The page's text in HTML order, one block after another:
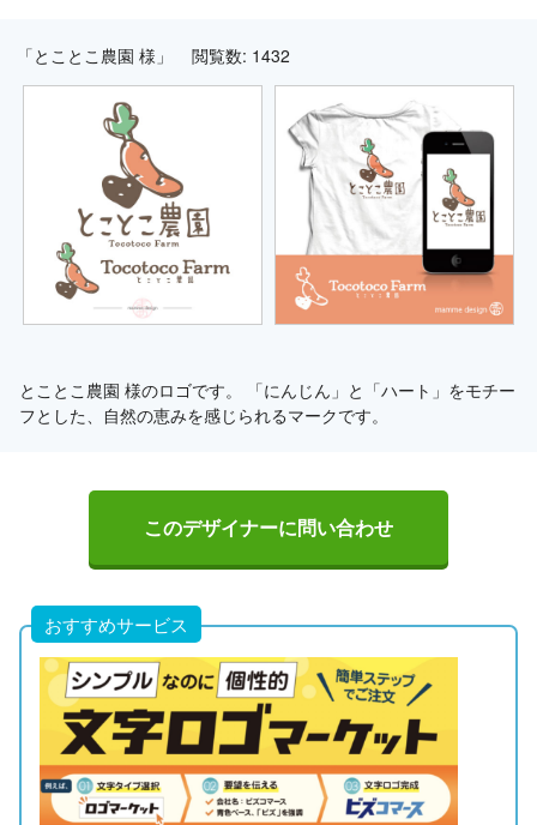
「とことこ農園 様」 閲覧数: 1432
とことこ農園 様のロゴです。 「にんじん」と「ハート」をモチー
フとした、自然の恵みを感じられるマークです。
このデザイナーに問い合わせ
おすすめサービス